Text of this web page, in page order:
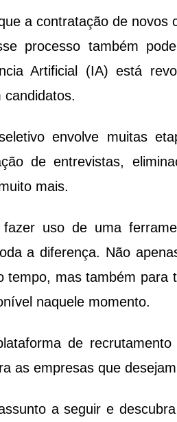
a contratação de novos
processo também
Artificial (IA) está
candidatos.
envolve muitas
de entrevistas,
mais.
uso de uma
a diferença. Não
tempo, mas também
naquele momento.
de
as empresas que
a seguir e